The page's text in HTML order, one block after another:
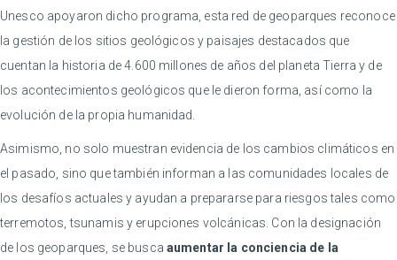
Unesco apoyaron dicho programa, esta red de geoparques reconoce
la gestión de los sitios geológicos y paisajes destacados que
cuentan la historia de 4.600 millones de años del planeta Tierra y de
los acontecimientos geológicos que le dieron forma, así como la
evolución de la propia humanidad.
Asimismo, no solo muestran evidencia de los cambios climáticos en
el pasado, sino que también informan a las comunidades locales de
los desafíos actuales y ayudan a prepararse para riesgos tales como
terremotos, tsunamis y erupciones volcánicas. Con la designación
de los geoparques, se busca aumentar la conciencia de la